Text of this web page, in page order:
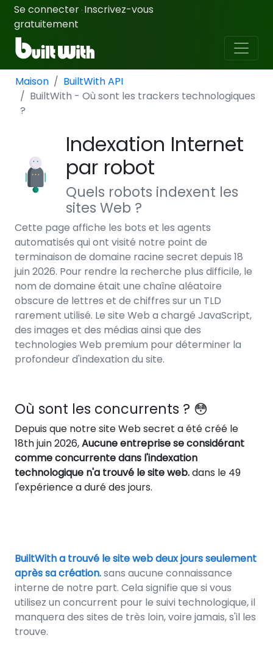
Se connecter · Inscrivez-vous
gratuitement
Maison
BuiltWith API
BuiltWith - Où sont les trackers technologiques
?
Indexation Internet
par robot
Quels robots indexent les
sites Web ?
Cette page affiche les bots et les agents
automatisés qui ont visité notre point de
terminaison de domaine racine secret depuis 18
juin 2026. Pour rendre la recherche plus difficile, le
nom de domaine était une chaîne aléatoire
obscure de lettres et de chiffres sur un TLD
rarement utilisé. Le site Web a chargé JavaScript,
des images et des médias ainsi que des
technologies Web premium pour déterminer la
profondeur d'indexation du site.
Où sont les concurrents ? 😳
Depuis que notre site Web secret a été créé le
18th juin 2026,Aucune entreprise se considérant
comme concurrente dans l'indexation
technologique n'a trouvé le site web.dans le 49
l'expérience a duré des jours.
BuiltWith a trouvé le site web deux jours seulement
après sa création.sans aucune connaissance
interne de notre part. Cela signifie que si vous
utilisez un concurrent pour le suivi technologique, il
manquera des sites de très loin, voire jamais, s'il les
trouve.